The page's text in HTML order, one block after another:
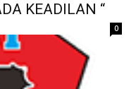
KEADILAN “
0